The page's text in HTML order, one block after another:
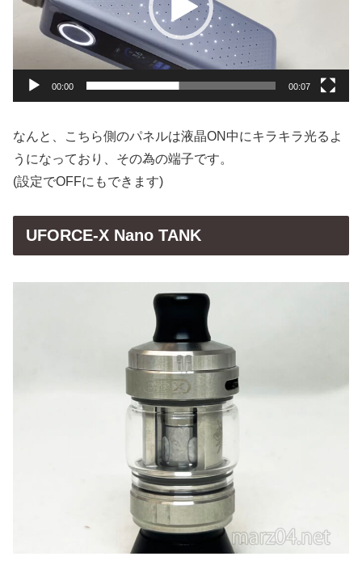
00:00 00:07
なんと、こちら側のパネルは液晶ON中にキラキラ光るよ
うになっており、その為の端子です。
(設定でOFFにもできます)
UFORCE-X Nano TANK